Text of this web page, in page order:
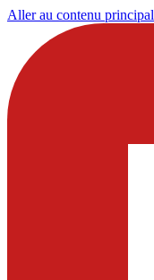
Aller au contenu principal